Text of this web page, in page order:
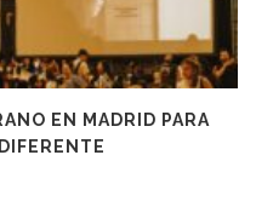
EN MADRID PARA